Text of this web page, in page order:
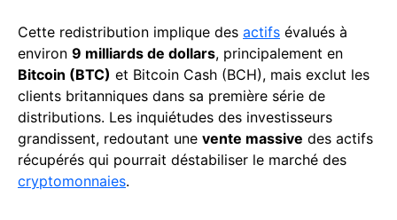
Cette redistribution implique des actifs évalués à
environ 9 milliards de dollars, principalement en
Bitcoin (BTC) et Bitcoin Cash (BCH), mais exclut les
clients britanniques dans sa première série de
distributions. Les inquiétudes des investisseurs
grandissent, redoutant une vente massive des actifs
récupérés qui pourrait déstabiliser le marché des
cryptomonnaies.